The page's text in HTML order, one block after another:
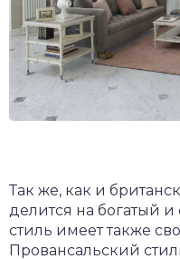
Так же, как и
делится на богатый
стиль имеет также
Провансальский